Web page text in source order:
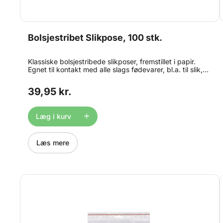
Bolsjestribet Slikpose, 100 stk.
Klassiske bolsjestribede slikposer, fremstillet i papir.
Egnet til kontakt med alle slags fødevarer, bl.a. til slik,
39,95 kr.
Læg i kurv
Læs mere